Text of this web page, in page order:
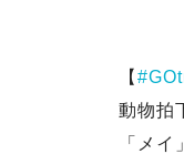
【
動物拍
「メ